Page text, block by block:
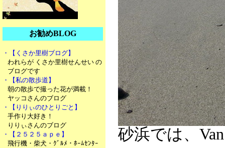
お勧めBLOG
・【くさか里樹ブログ】
われらが くさか里樹せんせい の
ブログです
・【私の散歩道】
朝の散歩で撮った花が満載！
ヤッコさんのブログ
・【りりぃのひとりごと】
手作り大好き！
りりぃさんのブログ
・【２５２５ａｐｅ】
飛行機・柴犬・ｸﾞﾙﾒ・ﾎｰﾑｾﾝﾀｰ
砂浜では、